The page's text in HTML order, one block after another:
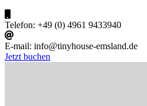
Telefon: +49 (0) 4961 9433940
E-mail: info@tinyhouse-emsland.de
Jetzt buchen